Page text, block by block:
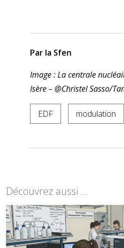
Par la Sfen
Image : La centrale
Isère – @Christel Sasso/
EDF modulation
Découvrez aussi ...